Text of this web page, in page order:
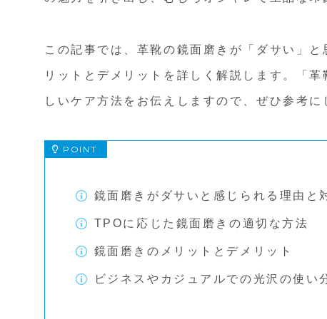
この記事では、革靴の鏡面磨きが「ダサい」
リットとデメリットを詳しく解説します。「
しいケア方法をお伝えしますので、ぜひ参考に
鏡面磨きがダサいと感じられる理由と
TPOに応じた鏡面磨きの適切な方法
鏡面磨きのメリットとデメリット
ビジネスやカジュアルでの光沢の使い